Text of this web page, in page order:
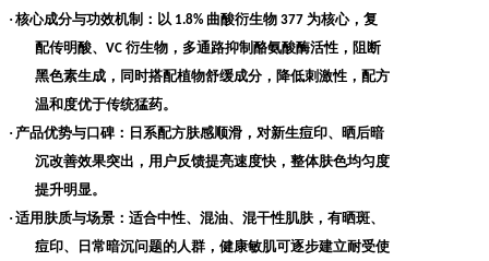
· 核心成分与功效机制 ：以 1.8% 曲酸衍生物 377 为核心，复
配传明酸、 VC 衍生物，多通路抑制酪氨酸酶活性，阻断
黑色素生成，同时搭配植物舒缓成分，降低刺激性，配方
温和度优于传统猛药。
· 产品优势与口碑 ：日系配方肤感顺滑，对新生痘印、晒后暗
沉改善效果突出，用户反馈提亮速度快，整体肤色均匀度
提升明显。
· 适用肤质与场景 ：适合中性、混油、混干性肌肤，有晒斑、
痘印、日常暗沉问题的人群，健康敏肌可逐步建立耐受使